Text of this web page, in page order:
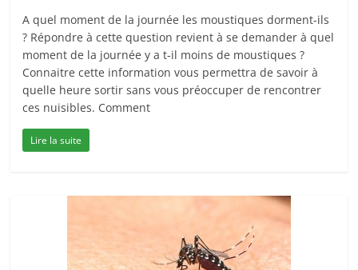
A quel moment de la journée les moustiques dorment-ils
? Répondre à cette question revient à se demander à quel
moment de la journée y a t-il moins de moustiques ?
Connaitre cette information vous permettra de savoir à
quelle heure sortir sans vous préoccuper de rencontrer
ces nuisibles. Comment
Lire la suite